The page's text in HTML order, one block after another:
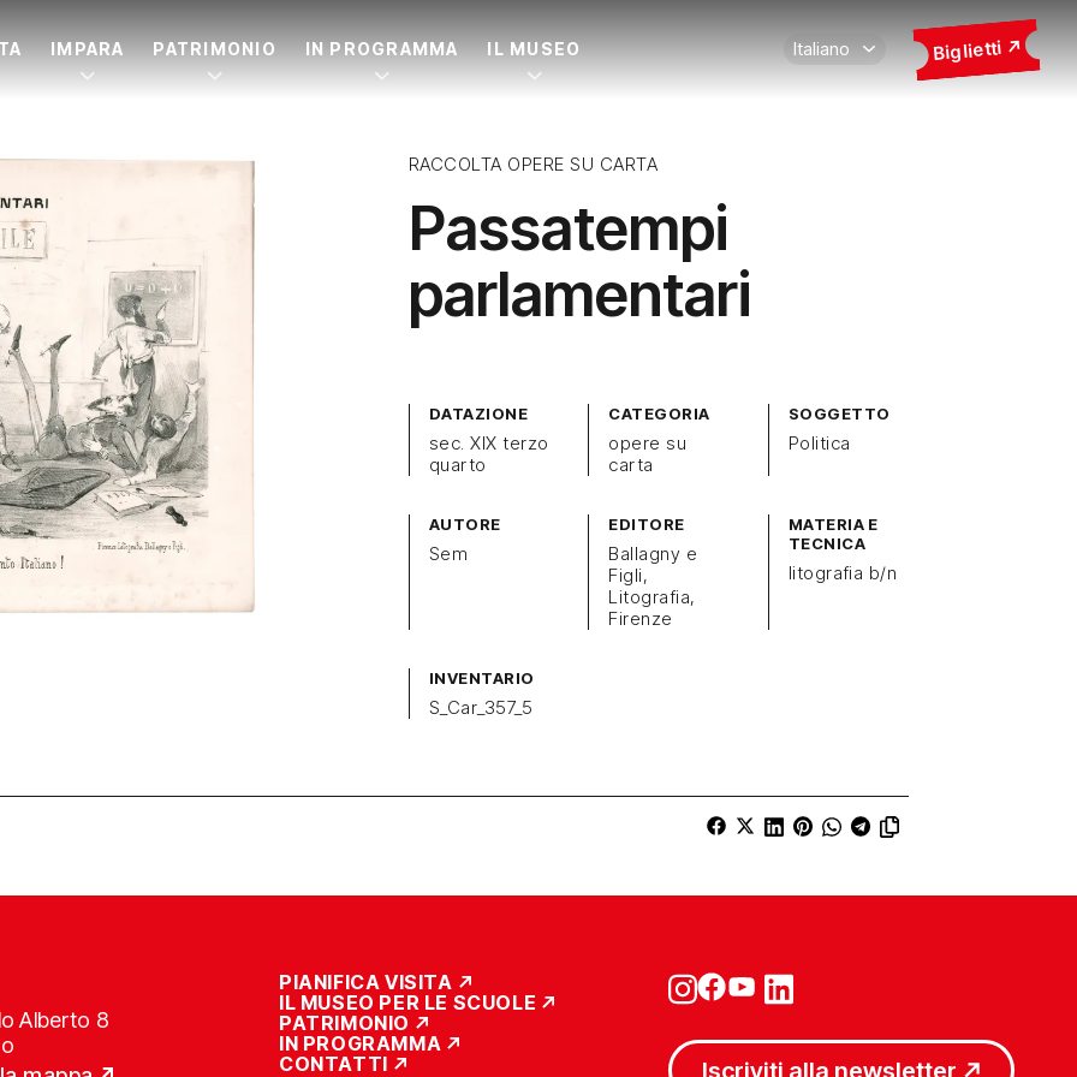
IMPARA PATRIMONIO IN PROGRAMMA IL MUSEO Biglietti
RACCOLTA OPERE SU CARTA
Passatempi
parlamentari
DATAZIONE
sec. XIX terzo
quarto
CATEGORIA
opere su
carta
SOGGETTO
Politica
AUTORE
Sem
EDITORE
Ballagny e
Figli,
Litografia,
Firenze
MATERIA E
TECNICA
litografia b/n
INVENTARIO
S_Car_357_5
Alberto 8
PIANIFICA VISITA
IL MUSEO PER LE SCUOLE
PATRIMONIO
IN PROGRAMMA
CONTATTI
Iscriviti alla newsletter